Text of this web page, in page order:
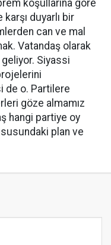
koşullarına göre
duyarlı bir
can ve mal
Vatandaş olarak
Siyassi
de o. Partilere
göze almamız
hangi partiye oy
plan ve